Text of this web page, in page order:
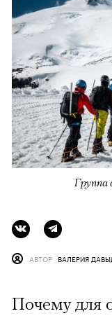
Группа
АВТОР ВАЛЕРИЯ
Почему для